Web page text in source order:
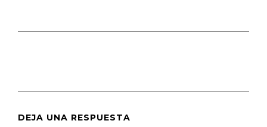
DEJA UNA RESPUESTA